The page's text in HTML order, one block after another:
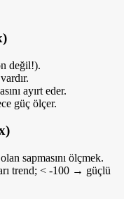
değil!).
ayırt eder.
güç ölçer.
sapmasını ölçmek.
trend; < -100 → güçlü